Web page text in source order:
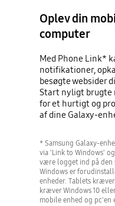
Oplev din
computer
Med Phone Link*
notifikationer,
besøgte websider
Start nyligt brugte
for et hurtigt og
af dine Galaxy-
* Samsung Galaxy-
via 'Link to Windows'
være logget ind på den
Windows er
enheder. Tablets kræver
kræver Windows 10
mobile enhed og pc'en